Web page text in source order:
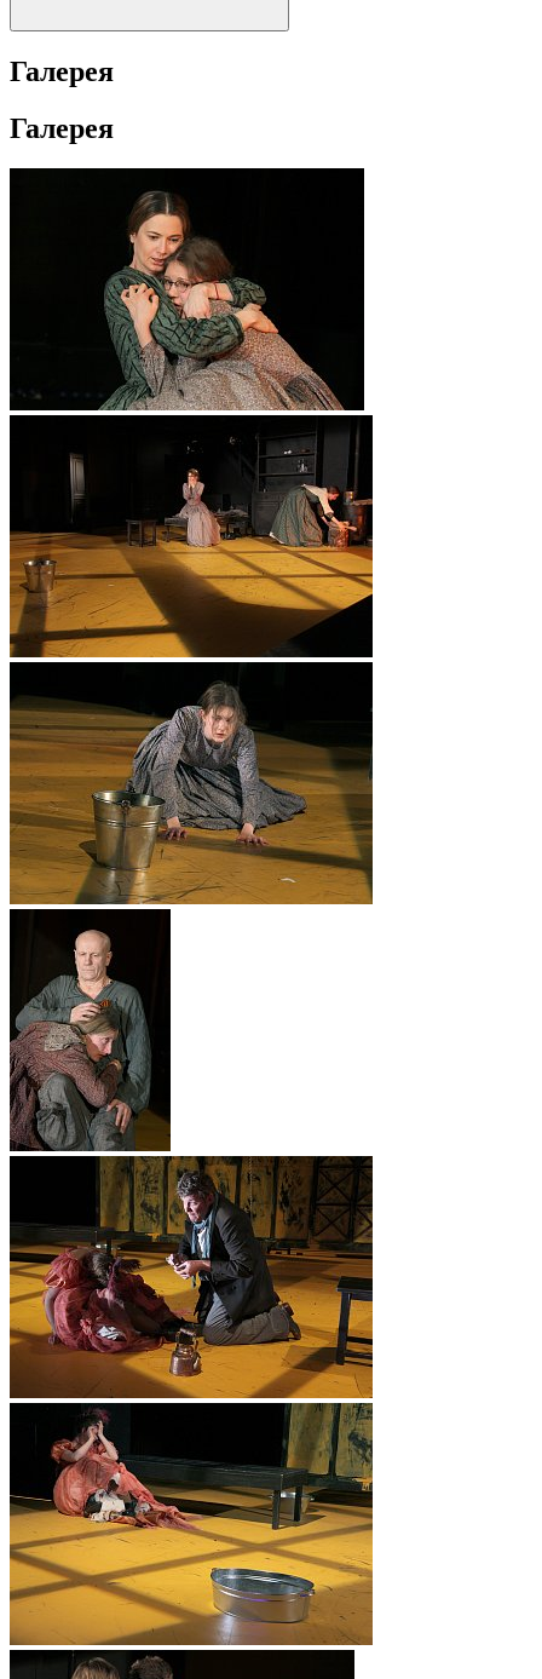
Галерея
Галерея